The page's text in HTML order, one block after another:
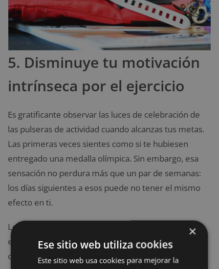
5. Disminuye tu motivación
intrínseca por el ejercicio
Es gratificante observar las luces de celebración de
las pulseras de actividad cuando alcanzas tus metas.
Las primeras veces sientes como si te hubiesen
entregado una medalla olímpica. Sin embargo, esa
sensación no perdura más que un par de semanas:
los días siguientes a esos puede no tener el mismo
efecto en ti.
Los datos que obtienes de las pulseras de actividad,
especialmente cuando alcanzas tus metas, actúan
como algún tipo de recompensa externa y tienen un
×
Ese sitio web utiliza cookies
Este sitio web usa cookies para mejorar la